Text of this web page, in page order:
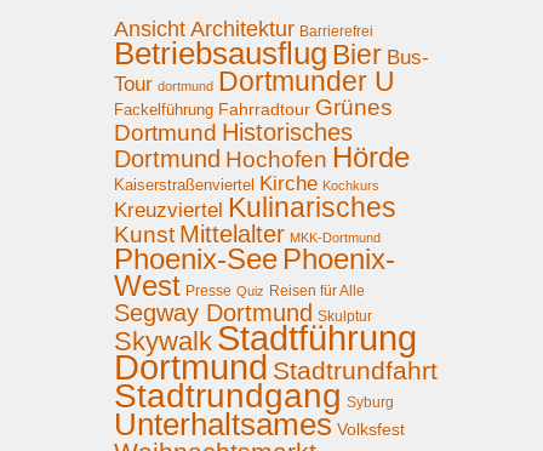
Ansicht Architektur Barrierefrei
Betriebsausflug Bier Bus-
Tour dortmund Dortmunder U
Fackelführung Fahrradtour Grünes
Dortmund Historisches
Dortmund Hochofen Hörde
Kaiserstraßenviertel Kirche Kochkurs
Kreuzviertel Kulinarisches
Kunst Mittelalter MKK-Dortmund
Phoenix-See Phoenix-
West Presse Quiz Reisen für Alle
Segway Dortmund Skulptur
Skywalk Stadtführung
Dortmund Stadtrundfahrt
Stadtrundgang Syburg
Unterhaltsames Volksfest